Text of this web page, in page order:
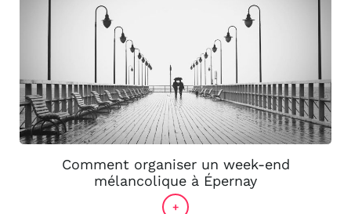
Comment organiser un week-end
mélancolique à Épernay
+